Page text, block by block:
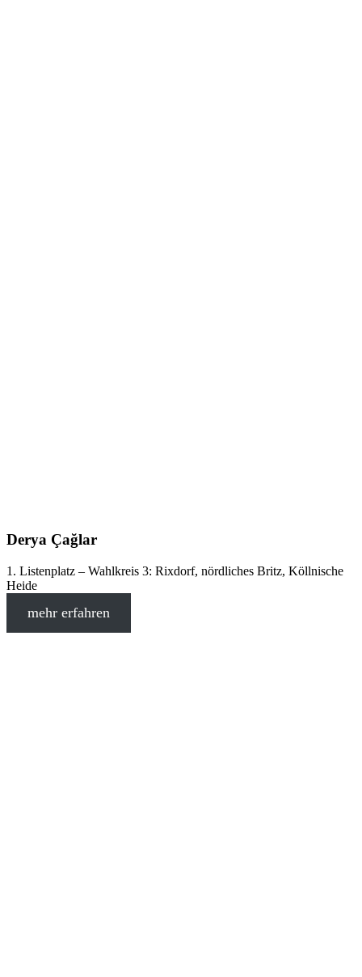
Derya Çağlar
1. Listenplatz – Wahlkreis 3: Rixdorf, nördliches Britz, Köllnische
Heide
mehr erfahren